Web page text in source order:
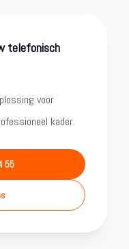
telefonisch
voor
kader.
55